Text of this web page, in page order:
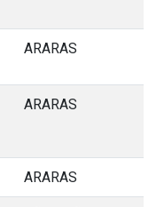
ARARAS
ARARAS
ARARAS